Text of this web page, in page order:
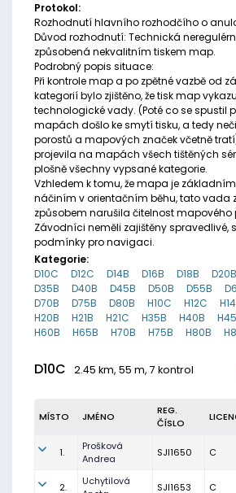
Protokol:
Rozhodnutí hlavního rozhodčího o
Důvod rozhodnutí: Technická
způsobená nekvalitním tiskem map.
Podrobný popis situace:
Při kontrole map a po zpětné vazbě od
kategorií bylo zjištěno, že tisk map
technologické vady. (Poté co se spustil
mapách došlo ke smytí tisku, a tedy
porostů a mapových značek včetně
projevila na mapách všech tištěných
plošně všechny vypsané kategorie.
Vzhledem k tomu, že mapa je
náčiním v orientačním běhu, tato vada
způsobem narušila čitelnost mapového
Závodníci neměli zajištěny spravedlivé,
podmínky pro navigaci.
Kategorie:
D10C
D12C D14B D16B D18B D20B
D35B
D40B D45B D50B D55B
D70B
D75B D80B H10C H12C
H20B
H21B H21C H35B H40B
H60B
H65B H70B H75B H80B
D10C 2.45 km, 55 m, 7 kontrol
MÍSTO JMÉNO
REG.
ČÍSLO
1.
Prošková
Andrea
SJI1650 C
2.
Uchytilová
SJI1653 C